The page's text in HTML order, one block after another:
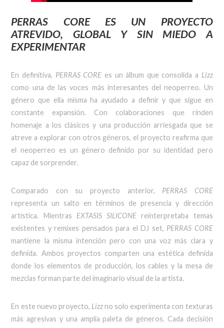
PERRAS CORE ES UN PROYECTO
ATREVIDO, GLOBAL Y SIN MIEDO A
EXPERIMENTAR
En definitiva, PERRAS CORE es un álbum que consolida a Lizz
como una de las voces más interesantes del neoperreo. Un
género que ella misma ha ayudado a definir y que sigue en
constante expansión. Con colaboraciones que rinden
homenaje a los clásicos y una producción arriesgada que se
atreve a explorar con otros géneros, el proyecto reafirma que
el neoperreo es un género definido por su identidad pero
capaz de sorprender.
Comparado con su proyecto anterior, PERRAS CORE
representa un salto en términos de presencia y dirección
artística. Mientras EXTASIS SILICONE reinterpretaba temas
existentes y remixes pensados para el DJ set, PERRAS CORE
mantiene la misma intención pero con una voz más clara y
definida. Ambos proyectos comparten una estética definida
donde los elementos de producción, los cables y la mesa de
mezclas forman parte del imaginario visual de la artista.
En este nuevo proyecto, Lizzno solo experimenta con texturas
más agresivas y una amplia paleta de géneros. Cada decisión